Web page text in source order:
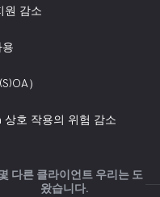
원 감소
）
상호 작용의 위험 감소
다른 클라이언트 우리는 도
왔습니다.